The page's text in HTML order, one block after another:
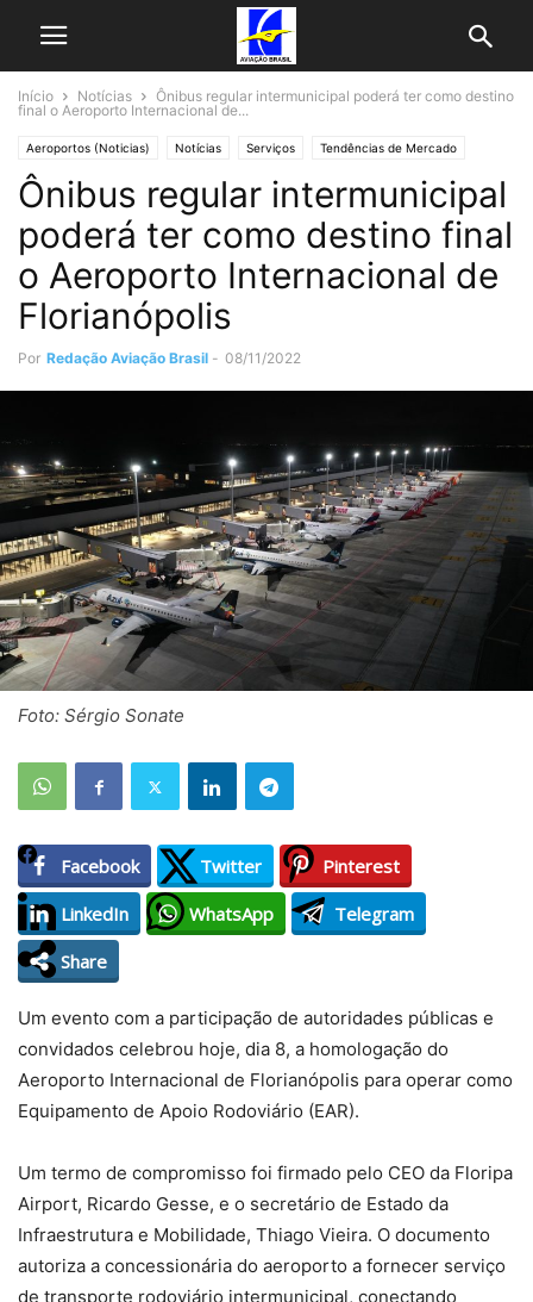
Início Notícias
Ônibus regular intermunicipal poderá ter como destino
final o Aeroporto Internacional de...
Aeroportos (Noticias) Notícias Serviços Tendências de Mercado
Últimas Noticias
Ônibus regular intermunicipal
poderá ter como destino final
o Aeroporto Internacional de
Florianópolis
Por Redação Aviação Brasil - 08/11/2022
Foto: Sérgio Sonate
Facebook Twitter
Pinterest
LinkedIn
WhatsApp
Telegram
Share
Um evento com a participação de autoridades públicas e
convidados celebrou hoje, dia 8, a homologação do
Aeroporto Internacional de Florianópolis para operar como
Equipamento de Apoio Rodoviário (EAR).
Um termo de compromisso foi firmado pelo CEO da Floripa
Airport, Ricardo Gesse, e o secretário de Estado da
Infraestrutura e Mobilidade, Thiago Vieira. O documento
autoriza a concessionária do aeroporto a fornecer serviço
de transporte rodoviário intermunicipal, conectando